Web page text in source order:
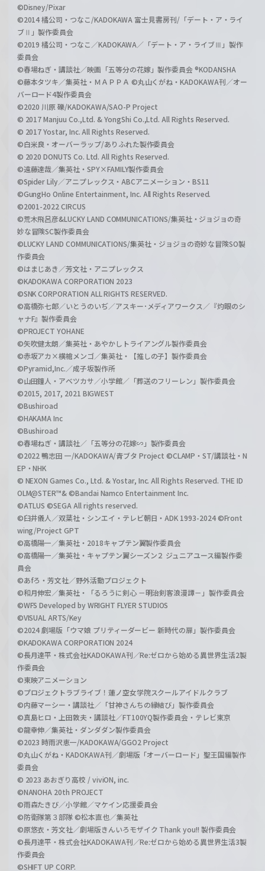
©Disney/Pixar
©2014 橘公司・つなこ/KADOKAWA 富士見書房刊/「デート・ア・ライ
ブⅡ」製作委員会
©2019 橘公司・つなこ／KADOKAWA／「デート・ア・ライブⅢ」製作
委員会
©春場ねぎ・講談社／映画「五等分の花嫁」製作委員会 ®KODANSHA
©藤本タツキ／集英社・ＭＡＰＰＡ ©丸山くがね・KADOKAWA刊／オー
バーロード4製作委員会
©2020 川原 礫/KADOKAWA/SAO-P Project
© 2017 Manjuu Co.,Ltd. & YongShi Co.,Ltd. All Rights Reserved.
© 2017 Yostar, Inc. All Rights Reserved.
©白米良・オーバーラップ/ありふれた製作委員会
© 2020 DONUTS Co. Ltd. All Rights Reserved.
©遠藤達哉／集英社・SPY×FAMILY製作委員会
©Spider Lily／アニプレックス・ABCアニメーション・BS11
©GungHo Online Entertainment, Inc. All Rights Reserved.
©2001-2022 CIRCUS
©荒木飛呂彦&LUCKY LAND COMMUNICATIONS/集英社・ジョジョの奇
妙な冒険SC製作委員会
©LUCKY LAND COMMUNICATIONS/集英社・ジョジョの奇妙な冒険SO製
作委員会
©はまじあき／芳文社・アニプレックス
©KADOKAWA CORPORATION 2023
©SNK CORPORATION ALL RIGHTS RESERVED.
©高橋弥七郎／いとうのいぢ／アスキー･メディアワークス／『灼眼のシ
ャナF』製作委員会
©PROJECT YOHANE
©矢吹健太朗／集英社・あやかしトライアングル製作委員会
©赤坂アカ×横槍メンゴ／集英社・【推しの子】製作委員会
©Pyramid,Inc.／成子坂製作所
©山田鐘人・アベツカサ／小学館／「葬送のフリーレン」製作委員会
©2015, 2017, 2021 BIGWEST
©Bushiroad
©HAKAMA Inc
©Bushiroad
©春場ねぎ・講談社／「五等分の花嫁∽」製作委員会
©2022 鴨志田 一/KADOKAWA/青ブタ Project ©CLAMP・ST/講談社・N
EP・NHK
© NEXON Games Co., Ltd. & Yostar, Inc. All Rights Reserved. THE ID
OLM@STER™& ©Bandai Namco Entertainment Inc.
©ATLUS ©SEGA All rights reserved.
©臼井儀人／双葉社・シンエイ・テレビ朝日・ADK 1993-2024 ©Front
wing/Project GPT
©高橋陽一／集英社・2018キャプテン翼製作委員会
©高橋陽一／集英社・キャプテン翼シーズン２ ジュニアユース編製作委
員会
©あfろ・芳文社／野外活動プロジェクト
©和月伸宏／集英社・「るろうに剣心 －明治剣客浪漫譚－」製作委員会
©WFS Developed by WRIGHT FLYER STUDIOS
©VISUAL ARTS/Key
©2024 劇場版「ウマ娘 プリティーダービー 新時代の扉」製作委員会
©KADOKAWA CORPORATION 2024
©長月達平・株式会社KADOKAWA刊／Re:ゼロから始める異世界生活2製
作委員会
©東映アニメーション
©プロジェクトラブライブ！蓮ノ空女学院スクールアイドルクラブ
©内藤マーシー・講談社／「甘神さんちの縁結び」製作委員会
©真島ヒロ・上田敦夫・講談社／FT100YQ製作委員会・テレビ東京
©龍幸伸／集英社・ダンダダン製作委員会
©2023 時雨沢恵一/KADOKAWA/GGO2 Project
©丸山くがね・KADOKAWA刊／劇場版「オーバーロード」聖王国編製作
委員会
© 2023 あおぎり高校 / viviON, inc.
©NANOHA 20th PROJECT
©雨森たきび／小学館／マケイン応援委員会
©防衛隊第３部隊 ©松本直也／集英社
©原悠衣・芳文社／劇場版きんいろモザイク Thank you!! 製作委員会
©長月達平・株式会社KADOKAWA刊／Re:ゼロから始める異世界生活3製
作委員会
©SHIFT UP CORP.